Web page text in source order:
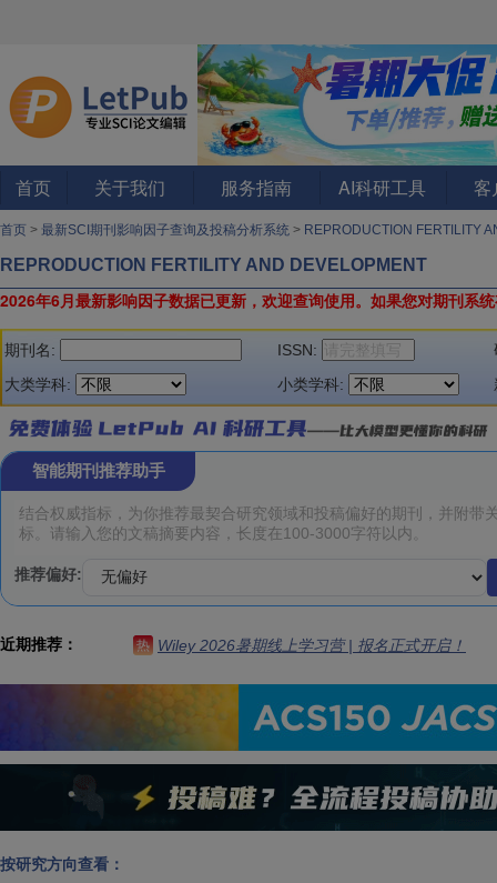
首页 关于我们 服务指南 AI科研工具 客
首页 > 最新SCI期刊影响因子查询及投稿分析系统 > REPRODUCTION FERTILITY
REPRODUCTION FERTILITY AND DEVELOPMENT
2026年6月最新影响因子数据已更新，欢迎查询使用。 如果您对期刊系
期刊名: ISSN:
大类学科:
小类学科:
智能期刊推荐助手
推荐偏好:
近期推荐： 热 Wiley 2026暑期线上学习营 | 报名正式开启！
按研究方向查看：